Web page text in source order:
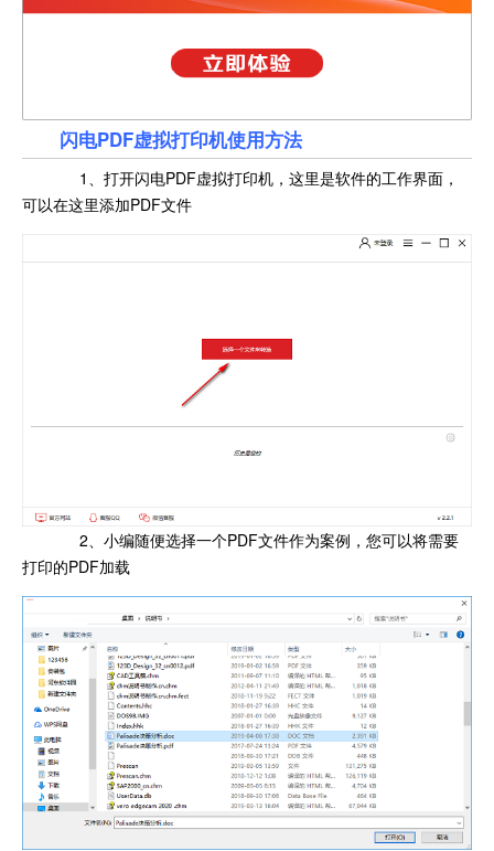
闪电PDF虚拟打印机使用方法
1、打开闪电PDF虚拟打印机，这里是软件的工作界面，
可以在这里添加PDF文件
2、小编随便选择一个PDF文件作为案例，您可以将需要
打印的PDF加载